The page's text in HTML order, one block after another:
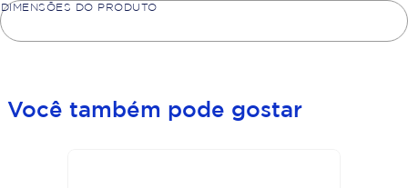
DIMENSÕES DO PRODUTO
Você também pode gostar